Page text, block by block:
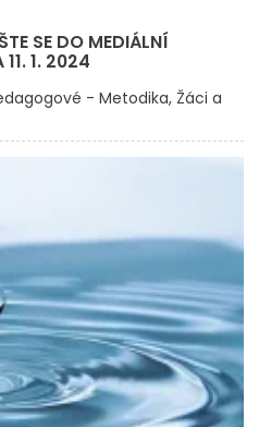
SE DO MEDIÁLNÍ
1. 2024
- Metodika Žáci a